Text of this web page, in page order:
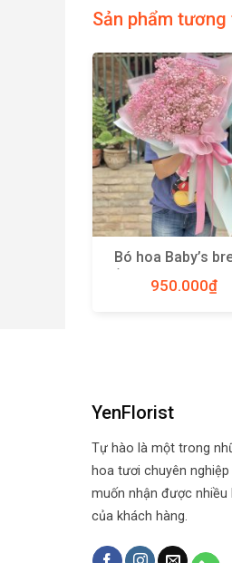
Sản phẩm tương
Bó hoa Baby’s
hồng Hà Lan size
Y51
950.000₫
YenFlorist
Tự hào là một trong
hoa tươi chuyên
muốn nhận được
của khách hàng.